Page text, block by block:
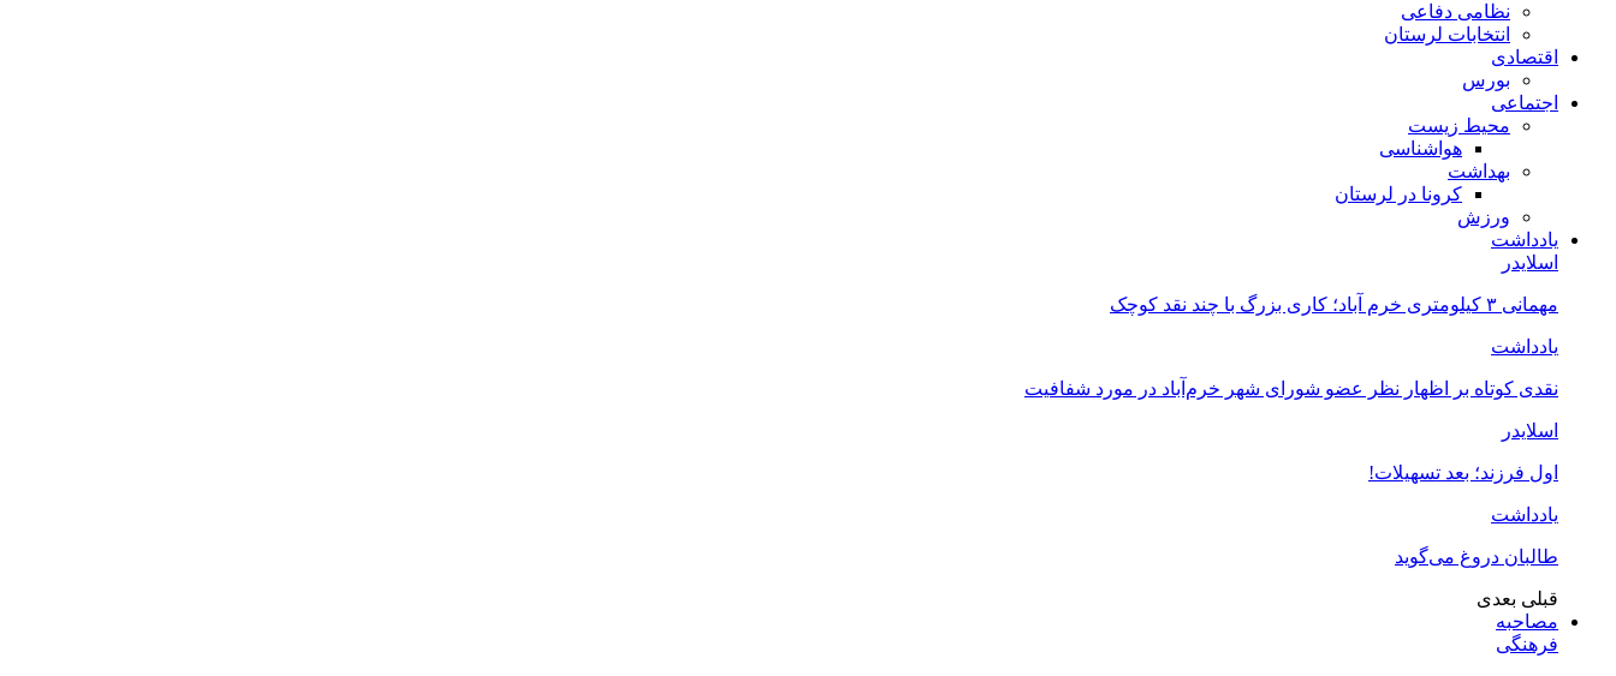
نظامی دفاعی
انتخابات لرستان
اقتصادی
بورس
اجتماعی
محیط زیست
هواشناسی
بهداشت
کرونا در لرستان
ورزش
یادداشت
اسلایدر
مهمانی ۳ کیلومتری خرم آباد؛ کاری بزرگ با چند نقد کوچک
یادداشت
نقدی کوتاه بر اظهار نظر عضو شورای شهر خرم‌آباد در مورد شفافیت
اسلایدر
اول فرزند؛ بعد تسهیلات!
یادداشت
طالبان دروغ می‌گوید
قبلی بعدی
مصاحبه
فرهنگی